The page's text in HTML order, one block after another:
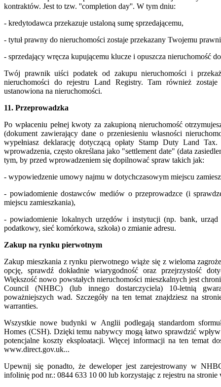
kontraktów. Jest to tzw. ''completion day''. W tym dniu:
- kredytodawca przekazuje ustaloną sumę sprzedającemu,
- tytuł prawny do nieruchomości zostaje przekazany Twojemu
- sprzedający wręcza kupującemu klucze i opuszcza nieruchomość
Twój prawnik uiści podatek od zakupu nieruchomości i
nieruchomości do rejestru Land Registry. Tam również zostaje
ustanowiona na nieruchomości.
11. Przeprowadzka
Po wpłaceniu pełnej kwoty za zakupioną nieruchomość
(dokument zawierający dane o przeniesieniu własności
wypełniasz deklarację dotyczącą opłaty Stamp Duty Land
wprowadzenia, często określana jako "settlement date" (data
tym, by przed wprowadzeniem się dopilnować spraw takich jak:
- wypowiedzenie umowy najmu w dotychczasowym miejscu
- powiadomienie dostawców mediów o przeprowadzce (i
miejscu zamieszkania),
- powiadomienie lokalnych urzędów i instytucji (np. bank, urząd
podatkowy, sieć komórkowa, szkoła) o zmianie adresu.
Zakup na rynku pierwotnym
Zakup mieszkania z rynku pierwotnego wiąże się z wieloma
opcję, sprawdź dokładnie wiarygodność oraz przejrzystość
Większość nowo powstałych nieruchomości mieszkalnych jest
Council (NHBC) (lub innego dostarczyciela) 10-letnią
poważniejszych wad. Szczegóły na ten temat znajdziesz na
warranties.
Wszystkie nowe budynki w Anglii podlegają standardom
Homes (CSH). Dzięki temu nabywcy mogą łatwo sprawdzić
potencjalne koszty eksploatacji. Więcej informacji na ten temat
www.direct.gov.uk...
Upewnij się ponadto, że deweloper jest zarejestrowany w
infolinię pod nr.: 0844 633 10 00 lub korzystając z rejestru na